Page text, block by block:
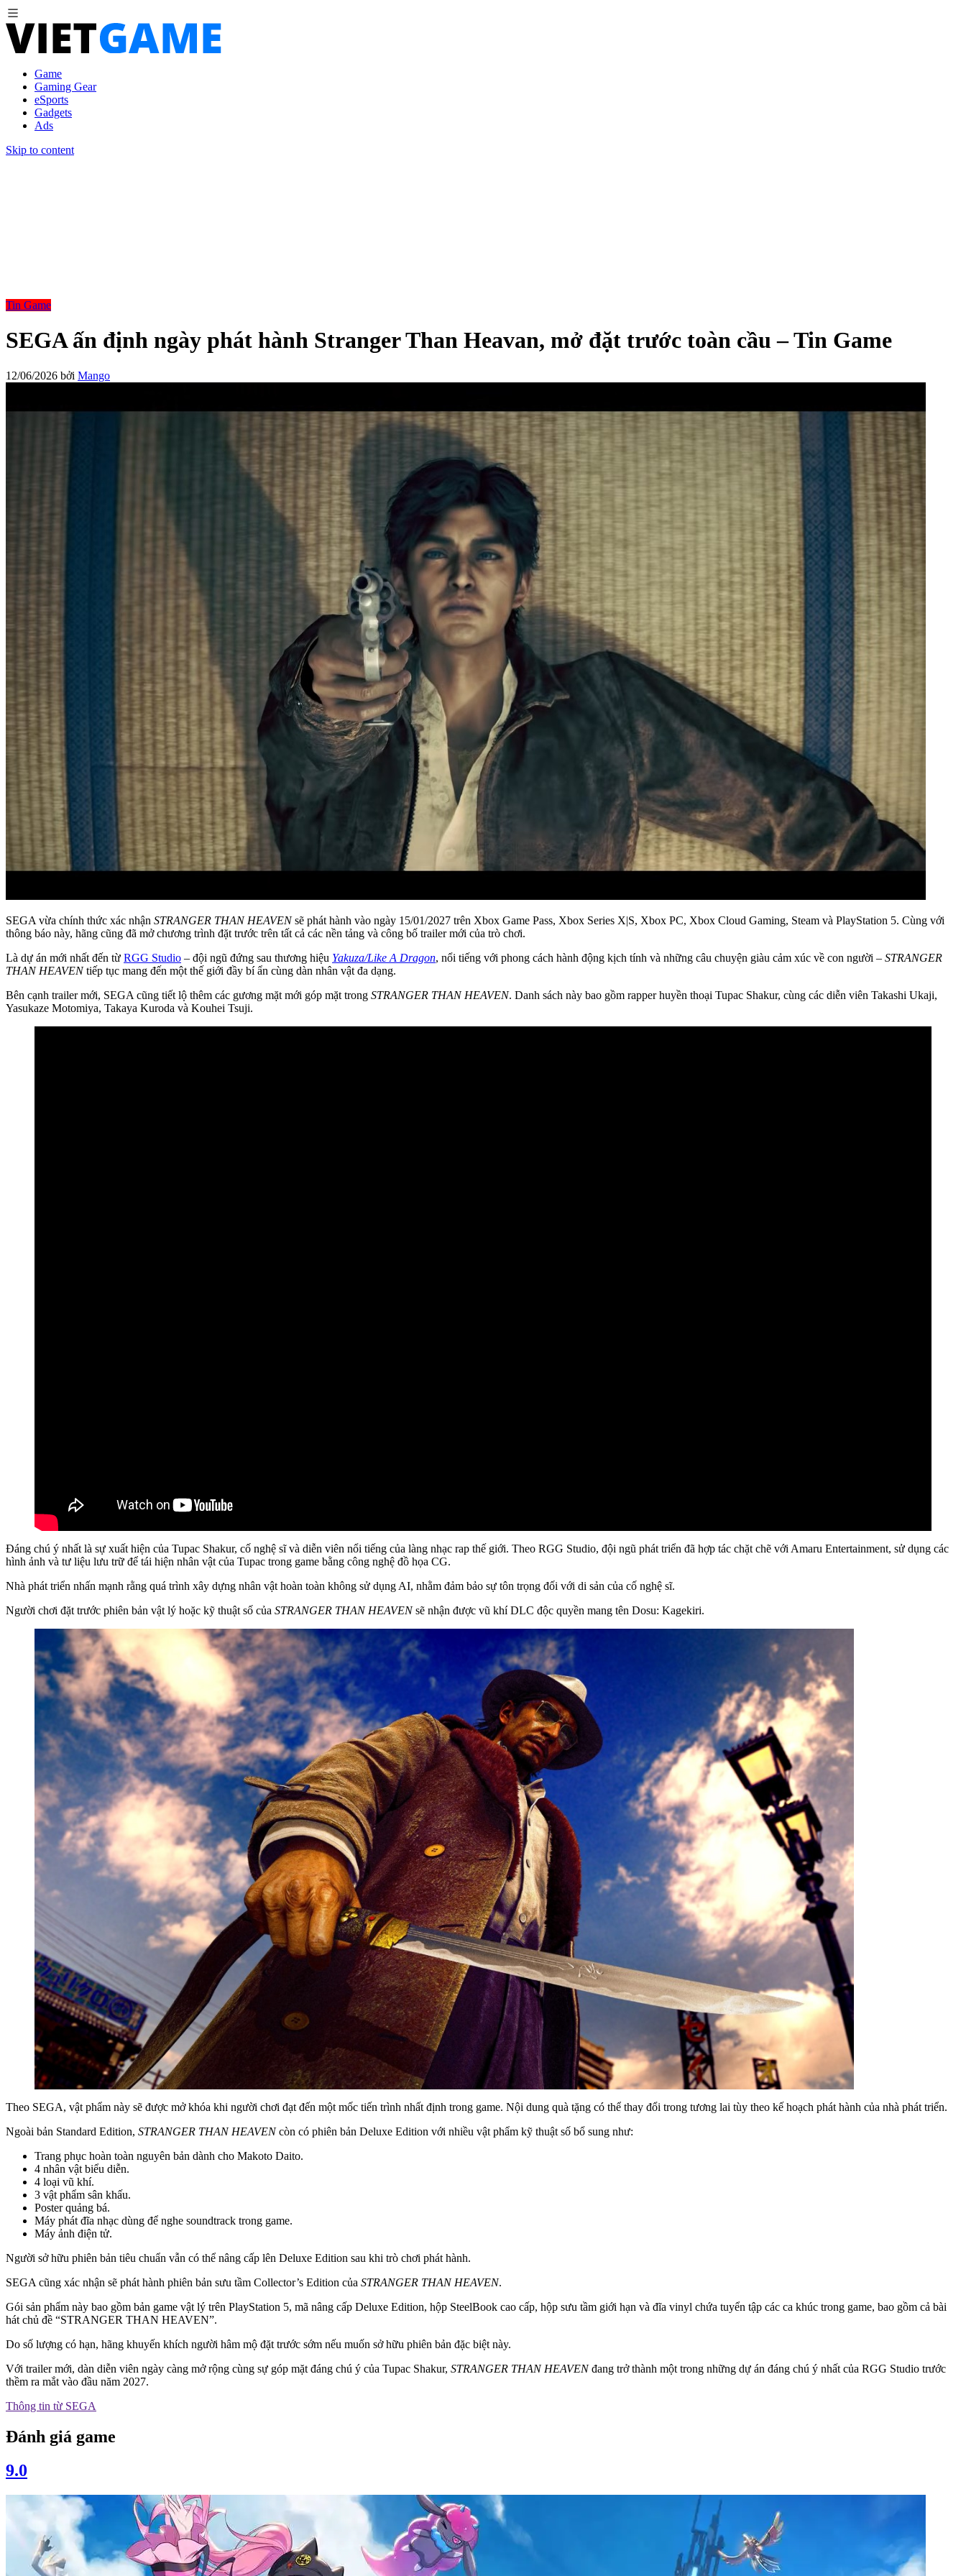
Game
Gaming Gear
eSports
Gadgets
Ads
Skip to content
Tin Game
SEGA ấn định ngày phát hành Stranger Than Heavan, mở đặt trước toàn cầu – Tin Game
12/06/2026 bởi Mango
SEGA vừa chính thức xác nhận STRANGER THAN HEAVENsẽ phát hành vào ngày 15/01/2027 trên Xbox Game Pass, Xbox Series X|S, Xbox PC, Xbox Cloud Gaming, Steam và PlayStation 5. Cùng với
thông báo này, hãng cũng đã mở chương trình đặt trước trên tất cả các nền tảng và công bố trailer mới của trò chơi.
Là dự án mới nhất đến từ RGG Studio – đội ngũ đứng sau thương hiệu Yakuza/Like A Dragon, nổi tiếng với phong cách hành động kịch tính và những câu chuyện giàu cảm xúc về con người – STRANGER
THAN HEAVENtiếp tục mang đến một thế giới đầy bí ẩn cùng dàn nhân vật đa dạng.
Bên cạnh trailer mới, SEGA cũng tiết lộ thêm các gương mặt mới góp mặt trong STRANGER THAN HEAVEN. Danh sách này bao gồm rapper huyền thoại Tupac Shakur, cùng các diễn viên Takashi Ukaji,
Yasukaze Motomiya, Takaya Kuroda và Kouhei Tsuji.
Đáng chú ý nhất là sự xuất hiện của Tupac Shakur, cố nghệ sĩ và diễn viên nổi tiếng của làng nhạc rap thế giới. Theo RGG Studio, đội ngũ phát triển đã hợp tác chặt chẽ với Amaru Entertainment, sử dụng các
hình ảnh và tư liệu lưu trữ để tái hiện nhân vật của Tupac trong game bằng công nghệ đồ họa CG.
Nhà phát triển nhấn mạnh rằng quá trình xây dựng nhân vật hoàn toàn không sử dụng AI, nhằm đảm bảo sự tôn trọng đối với di sản của cố nghệ sĩ.
Người chơi đặt trước phiên bản vật lý hoặc kỹ thuật số của STRANGER THAN HEAVENsẽ nhận được vũ khí DLC độc quyền mang tên Dosu: Kagekiri.
Theo SEGA, vật phẩm này sẽ được mở khóa khi người chơi đạt đến một mốc tiến trình nhất định trong game. Nội dung quà tặng có thể thay đổi trong tương lai tùy theo kế hoạch phát hành của nhà phát triển.
Ngoài bản Standard Edition, STRANGER THAN HEAVENcòn có phiên bản Deluxe Edition với nhiều vật phẩm kỹ thuật số bổ sung như:
Trang phục hoàn toàn nguyên bản dành cho Makoto Daito.
4 nhân vật biểu diễn.
4 loại vũ khí.
3 vật phẩm sân khấu.
Poster quảng bá.
Máy phát đĩa nhạc dùng để nghe soundtrack trong game.
Máy ảnh điện tử.
Người sở hữu phiên bản tiêu chuẩn vẫn có thể nâng cấp lên Deluxe Edition sau khi trò chơi phát hành.
SEGA cũng xác nhận sẽ phát hành phiên bản sưu tầm Collector’s Edition của STRANGER THAN HEAVEN.
Gói sản phẩm này bao gồm bản game vật lý trên PlayStation 5, mã nâng cấp Deluxe Edition, hộp SteelBook cao cấp, hộp sưu tầm giới hạn và đĩa vinyl chứa tuyển tập các ca khúc trong game, bao gồm cả bài
hát chủ đề “STRANGER THAN HEAVEN”.
Do số lượng có hạn, hãng khuyến khích người hâm mộ đặt trước sớm nếu muốn sở hữu phiên bản đặc biệt này.
Với trailer mới, dàn diễn viên ngày càng mở rộng cùng sự góp mặt đáng chú ý của Tupac Shakur, STRANGER THAN HEAVENđang trở thành một trong những dự án đáng chú ý nhất của RGG Studio trước
thềm ra mắt vào đầu năm 2027.
Thông tin từ SEGA
Đánh giá game
9.0